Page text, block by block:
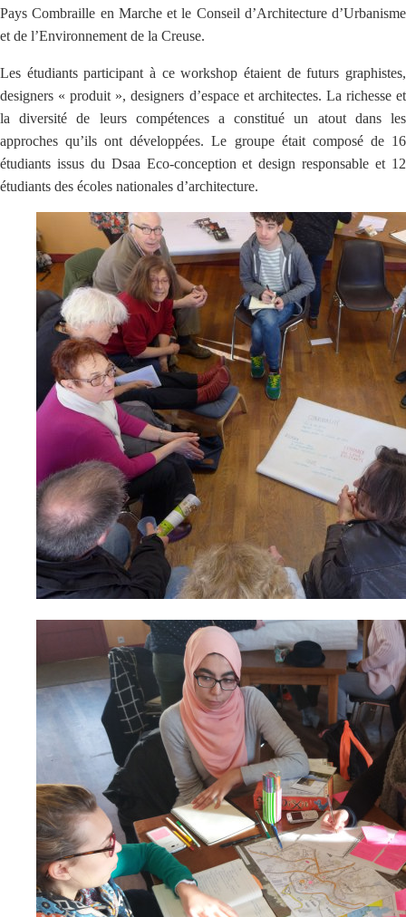
Pays Combraille en Marche et le Conseil d’Architecture d’Urbanisme
et de l’Environnement de la Creuse.
Les étudiants participant à ce workshop étaient de futurs graphistes,
designers « produit », designers d’espace et architectes. La richesse et
la diversité de leurs compétences a constitué un atout dans les
approches qu’ils ont développées. Le groupe était composé de 16
étudiants issus du Dsaa Eco-conception et design responsable et 12
étudiants des écoles nationales d’architecture.